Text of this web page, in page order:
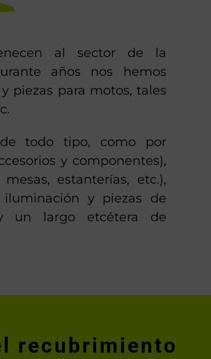
al sector de la
años nos hemos
piezas para motos, tales
todo tipo, como por
y componentes),
estanterías, etc.),
y piezas de
un largo etcétera de
recubrimiento